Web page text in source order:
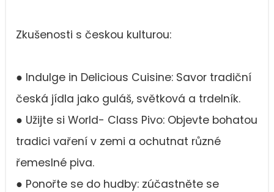
Zkušenosti s českou kulturou:
● Indulge in Delicious Cuisine: Savor tradiční
česká jídla jako guláš, světková a trdelník.
● Užijte si World- Class Pivo: Objevte bohatou
tradici vaření v zemi a ochutnat různé
řemeslné piva.
● Ponořte se do hudby: zúčastněte se